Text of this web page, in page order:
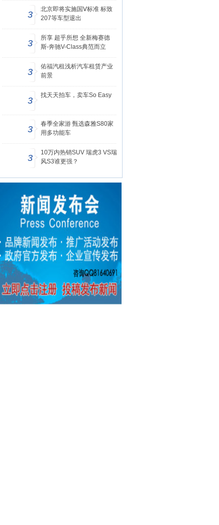
3
北京即将实施国Ⅴ标准 标致
207等车型退出
3
所享 超乎所想 全新梅赛德
斯-奔驰V-Class典范而立
3
佑福汽租浅析汽车租赁产业
前景
3
找天天拍车，卖车So Easy
3
春季全家游 甄选森雅S80家
用多功能车
3
10万内热销SUV 瑞虎3 VS瑞
风S3谁更强？